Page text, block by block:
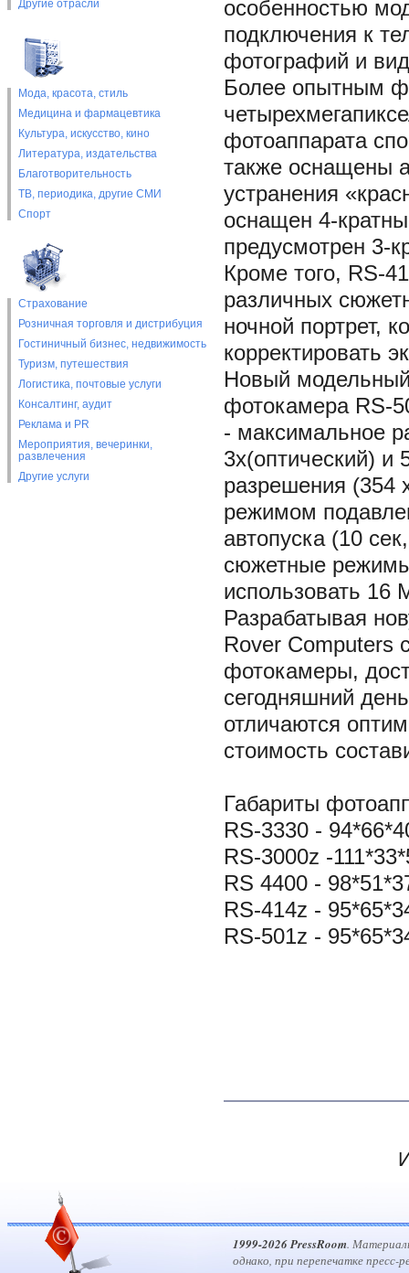
Другие отрасли
Мода, красота, стиль
Медицина и фармацевтика
Культура, искусство, кино
Литература, издательства
Благотворительность
ТВ, периодика, другие СМИ
Спорт
Страхование
Розничная торговля и дистрибуция
Гостиничный бизнес, недвижимость
Туризм, путешествия
Логистика, почтовые услуги
Консалтинг, аудит
Реклама и PR
Мероприятия, вечеринки,
развлечения
Другие услуги
особенностью
подключения к
фотографий и
Более опытным
фотоаппарата
также оснащены
устранения
оснащен 4-
предусмотрен 3-
Кроме того, RS-
различных
ночной портрет,
корректировать
Новый
фотокамера RS-
- максимальное
3х(оптический)
разрешения (354
режимом
автопуска (10
сюжетные
использовать 16
Разрабатывая
Rover Computers
фотокамеры,
сегодняшний
отличаются
стоимость
Габариты
RS-3330 -
RS-3000z -
RS 4400 -
RS-414z -
RS-501z -
1999-2026 PressRoom.
однако, при перепечатке пресс-